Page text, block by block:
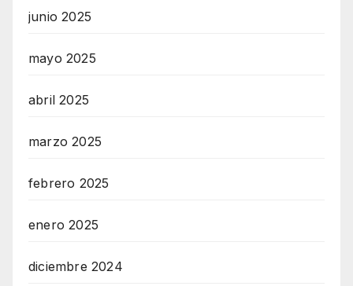
junio 2025
mayo 2025
abril 2025
marzo 2025
febrero 2025
enero 2025
diciembre 2024